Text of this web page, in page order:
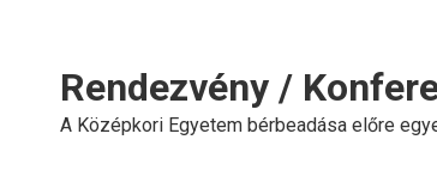
Rendezvény /
A Középkori Egyetem bérbeadása előre